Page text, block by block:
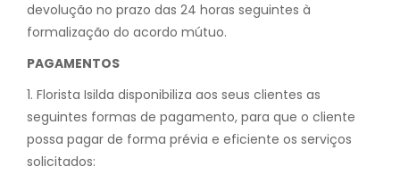
devolução no prazo das 24 horas seguintes à
formalização do acordo mútuo.
PAGAMENTOS
1. Florista Isilda disponibiliza aos seus clientes as
seguintes formas de pagamento, para que o cliente
possa pagar de forma prévia e eficiente os serviços
solicitados: